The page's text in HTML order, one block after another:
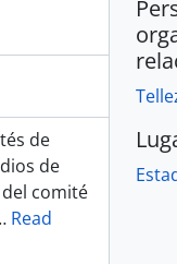
de
de
comité
Read